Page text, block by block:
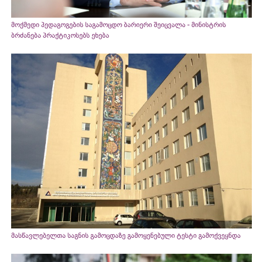
მოქმედი პედაგოგების საგამოცდო ბარიერი შეიცვალა - მინისტრის
ბრძანება პრაქტიკოსებს ეხება
მასწავლებელთა საგნის გამოცდაზე გამოყენებული ტესტი გამოქვეყნდა